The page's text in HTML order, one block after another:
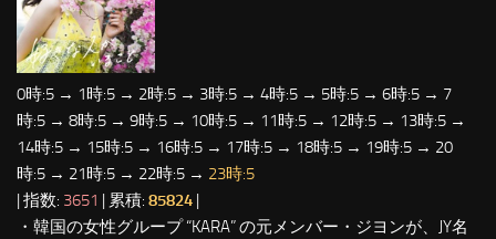
0時:5 → 1時:5 → 2時:5 → 3時:5 → 4時:5 → 5時:5 → 6時:5 → 7
時:5 → 8時:5 → 9時:5 → 10時:5 → 11時:5 → 12時:5 → 13時:5 →
14時:5 → 15時:5 → 16時:5 → 17時:5 → 18時:5 → 19時:5 → 20
時:5 → 21時:5 → 22時:5 → 23時:5
| 指数: 3651 | 累積: 85824 |
・韓国の女性グループ “KARA” の元メンバー・ジヨンが、JY名